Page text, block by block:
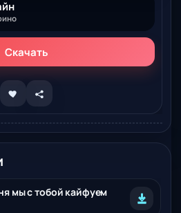
Скачать
мы с тобой кайфуем